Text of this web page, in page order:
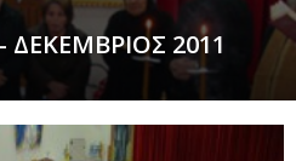
ΔΕΚΕΜΒΡΙΟΣ 2011